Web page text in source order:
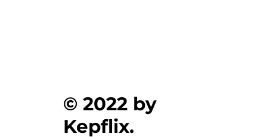
© 2022 by
Kepflix.